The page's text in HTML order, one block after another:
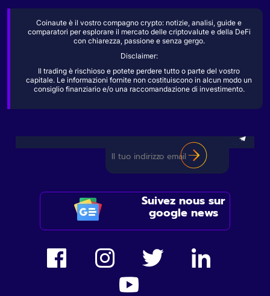
Coinaute è il vostro compagno crypto: notizie, analisi, guide e
comparatori per esplorare il mercato delle criptovalute e della DeFi
con chiarezza, passione e senza gergo.
Disclaimer:
Il trading è rischioso e potete perdere tutto o parte del vostro
capitale. Le informazioni fornite non costituiscono in alcun modo un
consiglio finanziario e/o una raccomandazione di investimento.
Suivez nous sur
google news